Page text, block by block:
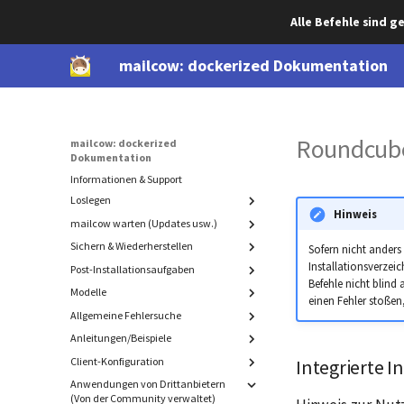
Alle Befehle sind
mailcow: dockerized Dokumentation
mailcow: dockerized
Dokumentation
Informationen & Support
Loslegen
Systemvoraussetzungen
DNS Einstellungen
mailcow Installieren
mailcow warten (Updates usw.)
Update
Migration
Deinstallation
Sichern & Wiederherstellen
Sicherung und Wiederherstellung
Exportieren
Manuelle Sicherung
Mail-Verzeichnis
MySQL (mysqldump)
Interne mailcow Sicherungen
Versehentlich gelöschte Daten
wiederherstellen
Post-Installationsaufgaben
Erweitertes SSL
SSL mit DNS-Challenge
Authorisieren der Watchdog und
Bounce Mails
IPv6 deaktivieren
DMARC Reporting
Modelle
ACL
Passwort-Hashing
Sender- und Empfängermodell
Allgemeine Fehlersuche
Einführung
Admin-Anmeldung bei SOGo
Fortgeschritten: Memory-Leaks in
Rspamd finden
Anleitungen/Beispiele
mailcow UI
Blacklist / Whitelist
Postfix
Client-Konfiguration
Übersicht
Anwendungen von Drittanbietern
(Von der Community verwaltet)
Hinweis
Sofern nicht
Befehle nicht blind
einen Fehler
Integrierte